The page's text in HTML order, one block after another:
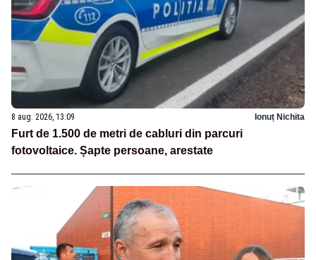
8 aug. 2026, 13:09 Ionuț Nichita
Furt de 1.500 de metri de cabluri din parcuri
fotovoltaice. Șapte persoane, arestate